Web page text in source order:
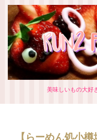
美味しいもの大好
【らーめん処小